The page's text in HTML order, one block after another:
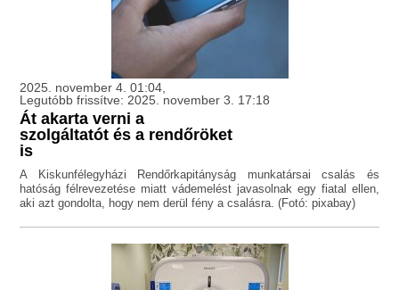
2025. november 4. 01:04,
Legutóbb frissítve: 2025. november 3. 17:18
Át akarta verni a
szolgáltatót és a rendőröket
is
A Kiskunfélegyházi Rendőrkapitányság munkatársai csalás és
hatóság félrevezetése miatt vádemelést javasolnak egy fiatal ellen,
aki azt gondolta, hogy nem derül fény a csalásra. (Fotó: pixabay)